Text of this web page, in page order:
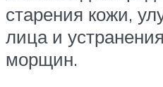
старения кожи,
лица и
морщин.